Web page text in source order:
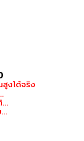
งได้จริง